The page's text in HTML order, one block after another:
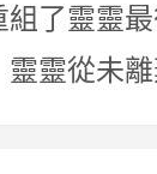
了靈靈
靈從未